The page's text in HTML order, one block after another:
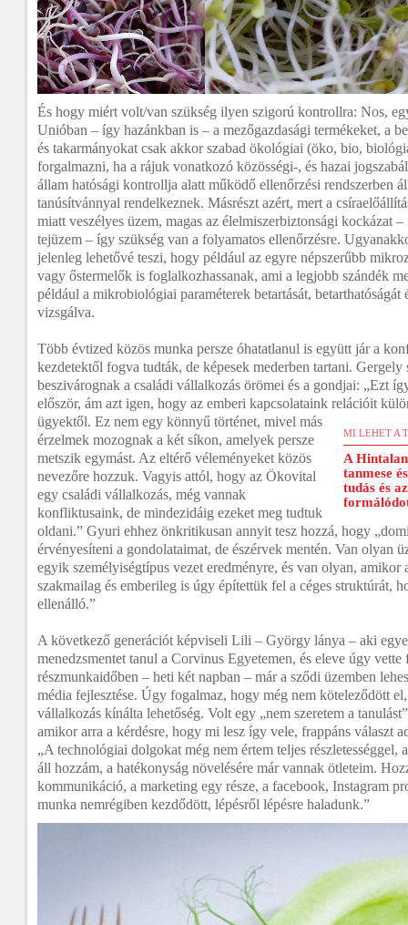
És hogy miért volt/van szükség ilyen szigorú kontrollra: Nos,
Unióban – így hazánkban is – a mezőgazdasági termékeket, a
és takarmányokat csak akkor szabad ökológiai (öko, bio,
forgalmazni, ha a rájuk vonatkozó közösségi-, és hazai
állam hatósági kontrollja alatt működő ellenőrzési rendszerben
tanúsítvánnyal rendelkeznek. Másrészt azért, mert a
miatt veszélyes üzem, magas az élelmiszerbiztonsági kockázat
tejüzem – így szükség van a folyamatos ellenőrzésre.
jelenleg lehetővé teszi, hogy például az egyre népszerűbb
vagy őstermelők is foglalkozhassanak, ami a legjobb szándék
például a mikrobiológiai paraméterek betartását, betarthatóságát
vizsgálva.
Több évtized közös munka persze óhatatlanul is együtt jár a
kezdetektől fogva tudták, de képesek mederben tartani. Gergely
beszivárognak a családi vállalkozás örömei és a gondjai: „Ezt
először, ám azt igen, hogy az emberi kapcsolataink relációit
MI LEHET A
A
tanmese
tudás és
ügyektől. Ez nem egy könnyű történet, mivel más
érzelmek mozognak a két síkon, amelyek persze
metszik egymást. Az eltérő véleményeket közös
nevezőre hozzuk. Vagyis attól, hogy az Ökovital
egy családi vállalkozás, még vannak
konfliktusaink, de mindezidáig ezeket meg tudtuk
oldani.” Gyuri ehhez önkritikusan annyit tesz hozzá, hogy
érvényesíteni a gondolataimat, de észérvek mentén. Van olyan
egyik személyiségtípus vezet eredményre, és van olyan, amikor
szakmailag és emberileg is úgy építettük fel a céges struktúrát,
ellenálló.”
A következő generációt képviseli Lili – György lánya – aki
menedzsmentet tanul a Corvinus Egyetemen, és eleve úgy
részmunkaidőben – heti két napban – már a sződi üzemben
média fejlesztése. Úgy fogalmaz, hogy még nem köteleződött
vállalkozás kínálta lehetőség. Volt egy „nem szeretem a
amikor arra a kérdésre, hogy mi lesz így vele, frappáns választ
„A technológiai dolgokat még nem értem teljes részletességgel,
áll hozzám, a hatékonyság növelésére már vannak ötleteim.
kommunikáció, a marketing egy része, a facebook, Instagram
munka nemrégiben kezdődött, lépésről lépésre haladunk.”